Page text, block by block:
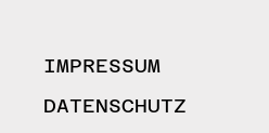
IMPRESSUM
DATENSCHUTZ